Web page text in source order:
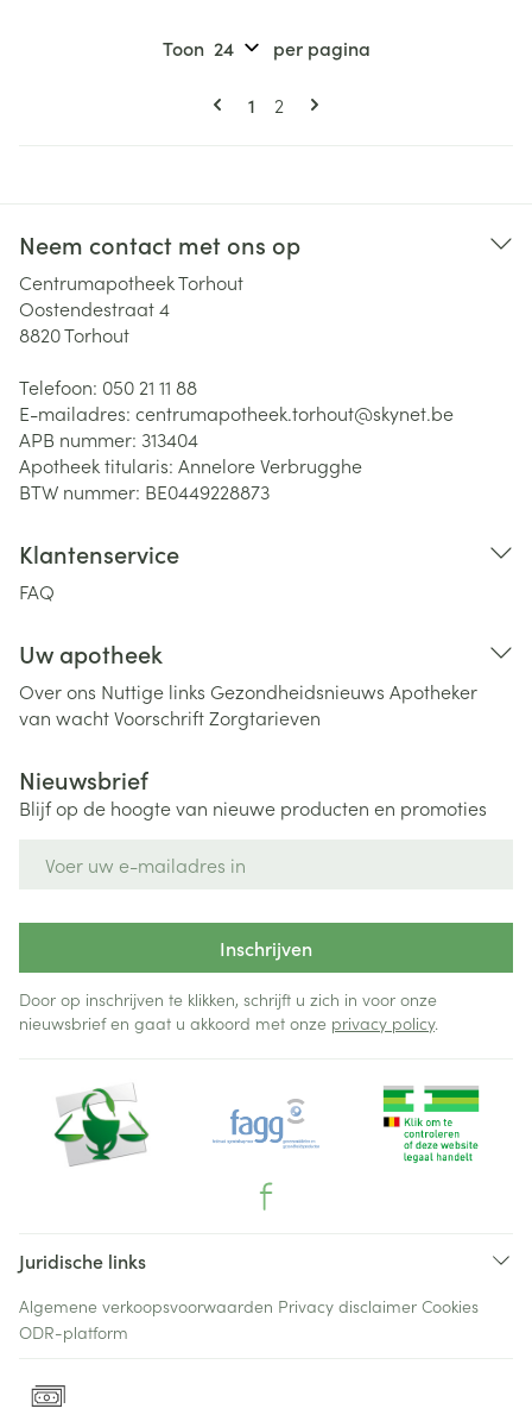
Pagina's
U lees momenteel pagina
1 Pagina
2
Toon per pagina
Neem contact met ons op
Centrumapotheek Torhout
Oostendestraat 4
8820Torhout
Telefoon: 050 21 11 88
E-mailadres: centrumapotheek.torhout@skynet.be
APB nummer: 313404
Apotheek titularis: Annelore Verbrugghe
BTW nummer: BE0449228873
Klantenservice
FAQ
Uw apotheek
Over ons Nuttige links Gezondheidsnieuws Apotheker
van wachtVoorschriftZorgtarieven
Nieuwsbrief
Blijf op de hoogte van nieuwe producten en promoties
Inschrijven
Door op inschrijven te klikken, schrijft u zich in voor onze
nieuwsbrief en gaat u akkoord met onze privacy policy.
Juridische links
Algemene verkoopsvoorwaarden Privacy disclaimer Cookies
ODR-platform